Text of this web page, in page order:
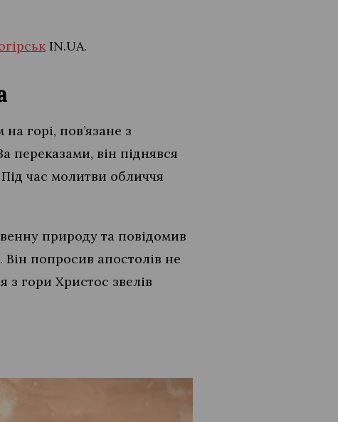
IN.UA.
горі, пов’язане з
переказами, він піднявся
час молитви обличчя
природу та повідомив
попросив апостолів не
з гори Христос звелів